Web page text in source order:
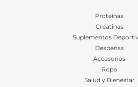
Proteínas
Creatinas
Suplementos
Despensa
Accesorios
Ropa
Salud y Bienestar